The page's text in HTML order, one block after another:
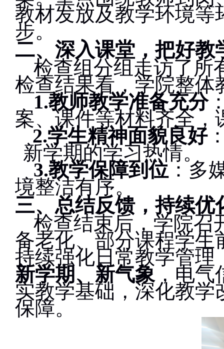
教材发放及教学环境等
步。
二、深入课堂，把好教
检查组分组走访了所
检查结果看，学院整体
1.教师教学准备充分
案、课件等材料齐全
2.学生精神面貌良好
新学期的学习热情。
3.教学保障到位：多
境整洁有序。
三、总结反馈，持续优
检查结束后，学院召
备老化、部分课程学
持续强化日常教学管理
新学期、新气象，电气
实教学基础，深化教
保障。